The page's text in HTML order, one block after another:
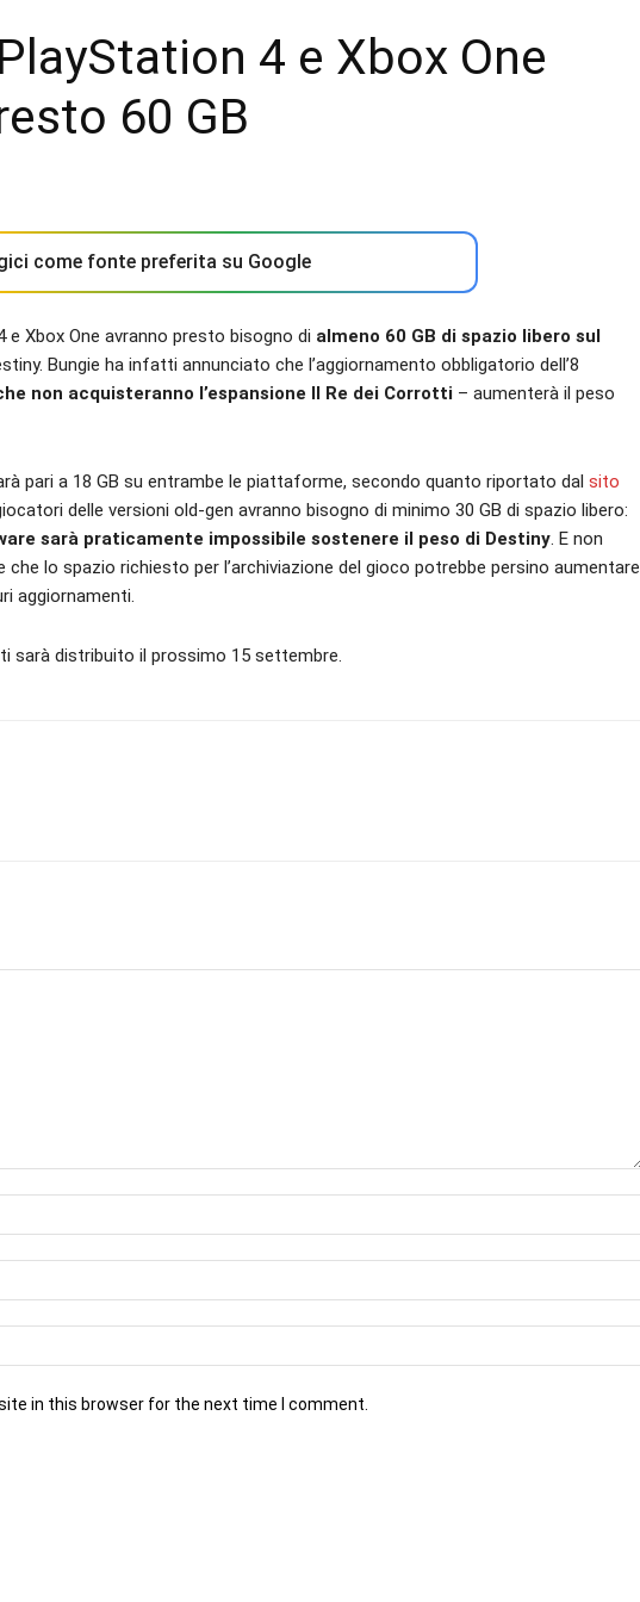
4 e Xbox One
60 GB
come fonte preferita su Google
Xbox One avranno presto bisogno di almeno 60 GB di spazio libero sul
Bungie ha infatti annunciato che l’aggiornamento obbligatorio dell’8
non acquisteranno l’espansione Il Re dei Corrotti – aumenterà il peso
pari a 18 GB su entrambe le piattaforme, secondo quanto riportato dal sito
delle versioni old-gen avranno bisogno di minimo 30 GB di spazio libero:
sarà praticamente impossibile sostenere il peso di Destiny. E non
che lo spazio richiesto per l’archiviazione del gioco potrebbe persino aumentare
aggiornamenti.
sarà distribuito il prossimo 15 settembre.
in this browser for the next time I comment.